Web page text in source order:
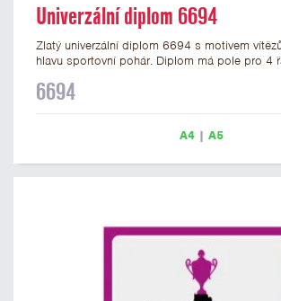
Univerzální diplom 6694
Zlatý univerzální diplom 6694 s motivem
hlavu sportovní pohár. Diplom má pole pro 4
formátu A4 a A5. Tento univerzální diplom je
motivem vítězů s pohárem má gramáž 250 g/
6694
A4| A5